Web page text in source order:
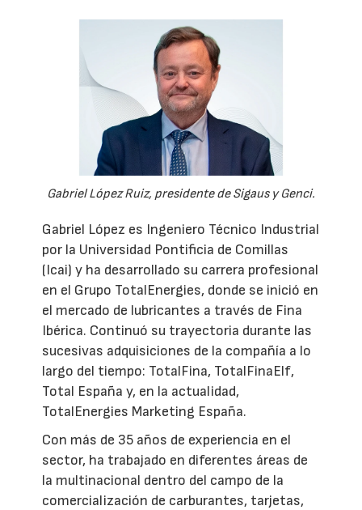
Gabriel López Ruiz, presidente de Sigaus y Genci.
Gabriel López es Ingeniero Técnico Industrial
por la Universidad Pontificia de Comillas
(Icai) y ha desarrollado su carrera profesional
en el Grupo TotalEnergies, donde se inició en
el mercado de lubricantes a través de Fina
Ibérica. Continuó su trayectoria durante las
sucesivas adquisiciones de la compañía a lo
largo del tiempo: TotalFina, TotalFinaElf,
Total España y, en la actualidad,
TotalEnergies Marketing España.
Con más de 35 años de experiencia en el
sector, ha trabajado en diferentes áreas de
la multinacional dentro del campo de la
comercialización de carburantes, tarjetas,